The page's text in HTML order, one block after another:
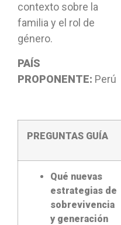
contexto sobre la
familia y el rol de
género.
PAÍS
PROPONENTE: Perú
PREGUNTAS GUÍA
Qué nuevas
estrategias de
sobrevivencia
y generación